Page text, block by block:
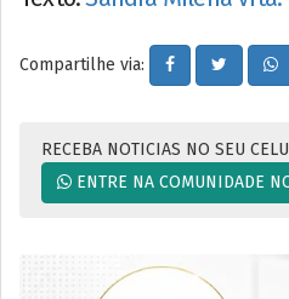
Compartilhe via:
RECEBA NOTICIAS NO SEU
ENTRE NA COMUNIDADE